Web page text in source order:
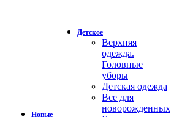
Новые
Детское
Верхняя
одежда.
Головные
уборы
Детская одежда
Все для
новорожденных